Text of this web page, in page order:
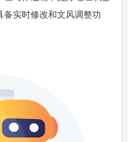
实时修改和文风调整功